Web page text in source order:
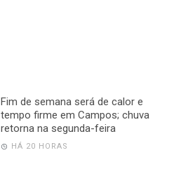
Fim de semana será de calor e
tempo firme em Campos; chuva
retorna na segunda-feira
HÁ 20 HORAS